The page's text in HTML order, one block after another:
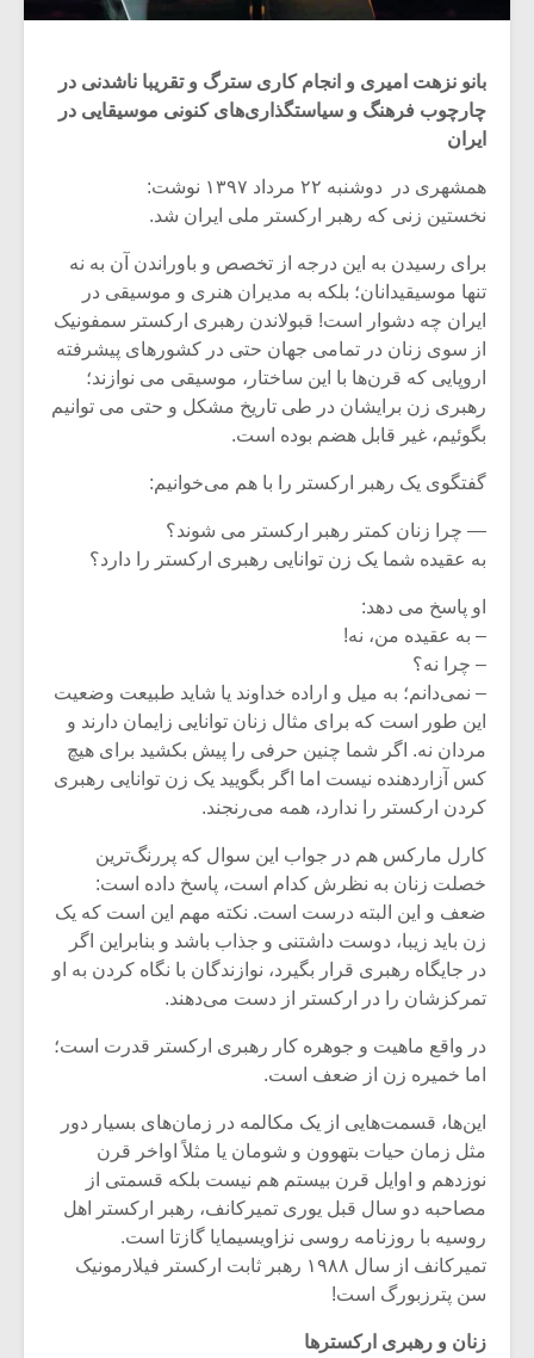
بانو نزهت امیری و انجام کاری سترگ و تقریبا ناشدنی در
چارچوب فرهنگ و سیاستگذاری‌های کنونی موسیقایی در
ایران
همشهری در دوشنبه ۲۲ مرداد ۱۳۹۷ نوشت:
نخستین زنی که رهبر ارکستر ملی ایران شد.
برای رسیدن به این درجه از تخصص و باوراندن آن به نه
تنها موسیقیدانان؛ بلکه به مدیران هنری و موسیقی در
ایران چه دشوار است! قبولاندن رهبری ارکستر سمفونیک
از سوی زنان در تمامی جهان حتی در کشورهای پیشرفته
اروپایی که قرن‌ها با این ساختار، موسیقی می نوازند؛
رهبری زن برایشان در طی تاریخ مشکل و حتی می توانیم
بگوئیم، غیر قابل هضم بوده است.
گفتگوی یک رهبر ارکستر را با هم می‌خوانیم:
— چرا زنان کمتر رهبر ارکستر می شوند؟
به عقیده‌ شما یک زن توانایی رهبری ارکستر را دارد؟
او پاسخ می دهد:
– به عقیده‌ من، نه!
– چرا نه؟
– نمی‌دانم؛ به میل و اراده‌ خداوند یا شاید طبیعت وضعیت
این طور است که برای مثال زنان توانایی زایمان دارند و
مردان نه. اگر شما چنین حرفی را پیش بکشید برای هیچ
کس آزاردهنده نیست اما اگر بگویید یک زن توانایی رهبری
کردن ارکستر را ندارد، همه می‌رنجند.
کارل مارکس هم در جواب این سوال که پررنگ‌ترین
خصلت زنان به نظرش کدام است، پاسخ داده است:
ضعف و این البته درست است. نکته مهم این است که یک
زن باید زیبا، دوست داشتنی و جذاب باشد و بنابراین اگر
در جایگاه رهبری قرار بگیرد، نوازندگان با نگاه کردن به او
تمرکزشان را در ارکستر از دست می‌دهند.
در واقع ماهیت و جوهره‌ کار رهبری ارکستر قدرت است؛
اما خمیره‌ زن از ضعف است.
این‌ها، قسمت‌هایی از یک مکالمه در زمان‌های بسیار دور
مثل زمان حیات بتهوون و شومان یا مثلاً اواخر قرن
نوزدهم و اوایل قرن بیستم هم نیست بلکه قسمتی از
مصاحبه‌ دو سال قبل یوری تمیرکانف، رهبر ارکستر اهل
روسیه با روزنامه‌ روسی نزاویسیمایا گازتا است.
تمیرکانف از سال ۱۹۸۸ رهبر ثابت ارکستر فیلارمونیک
سن پترزبورگ است!
زنان و رهبری ارکسترها
میکلوش روژا
یادداشتی بر موسیقی
متن فیلم «متری
شیش و نیم»
اگر نمی توانی
مشهورترین باشی،
بدنام ترین باش
دوره
موسیقی
موسیقی